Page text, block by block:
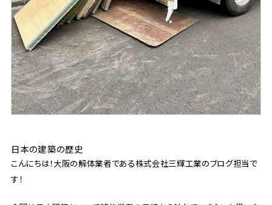
日本の建築の歴史
こんにちは！大阪の解体業者である株式会社三輝工業のブログ担当で
す！